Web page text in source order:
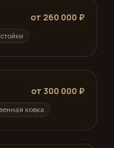
от 260 000 ₽
от 300 000 ₽
ковка